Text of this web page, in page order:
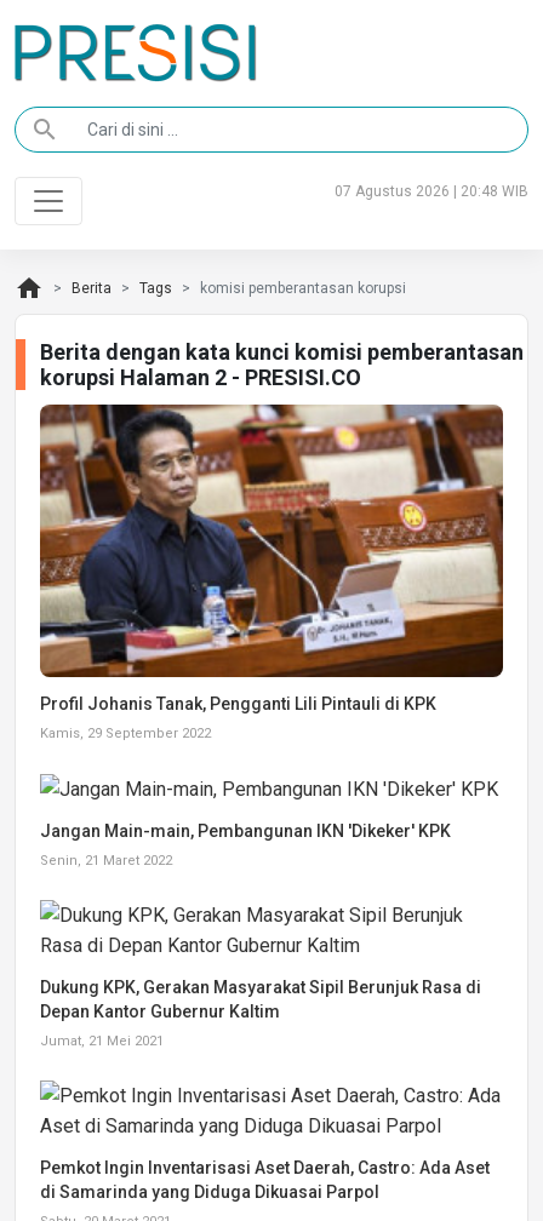
search
07 Agustus 2026 | 20:48 WIB
home Berita Tags komisi pemberantasan korupsi
Berita dengan kata kunci komisi pemberantasan
korupsi Halaman 2 - PRESISI.CO
Profil Johanis Tanak, Pengganti Lili Pintauli di KPK
Kamis, 29 September 2022
Jangan Main-main, Pembangunan IKN 'Dikeker' KPK
Senin, 21 Maret 2022
Dukung KPK, Gerakan Masyarakat Sipil Berunjuk Rasa di
Depan Kantor Gubernur Kaltim
Jumat, 21 Mei 2021
Pemkot Ingin Inventarisasi Aset Daerah, Castro: Ada Aset
di Samarinda yang Diduga Dikuasai Parpol